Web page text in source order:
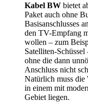
Kabel BW bietet
Paket auch ohne
Basisanschlusses
den TV-Empfang
wollen – zum
Satelliten-
ohne die dann
Anschluss nicht
Natürlich muss die
in einem mit
Gebiet liegen.